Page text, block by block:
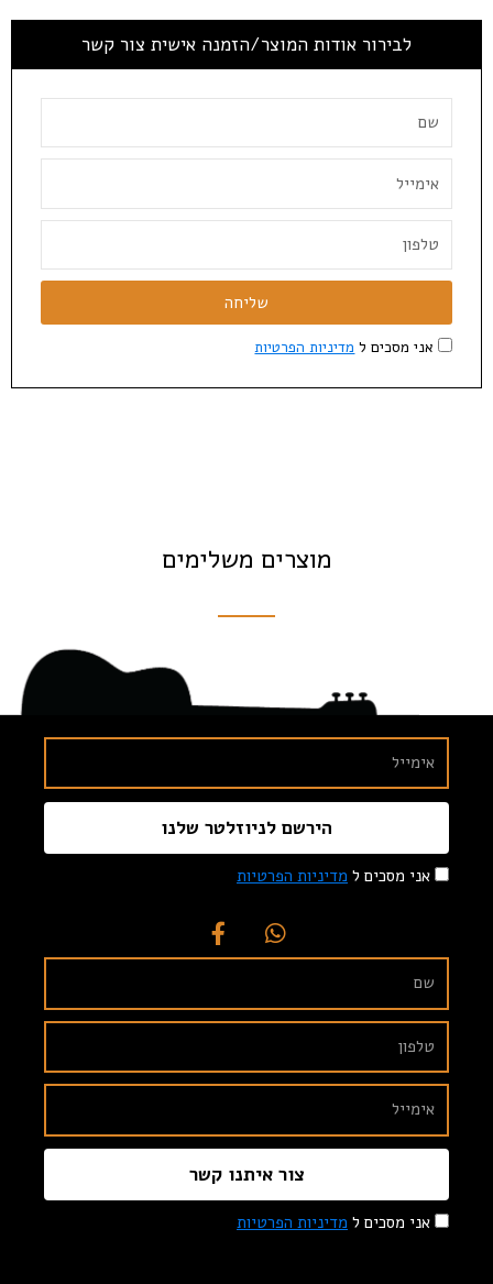
לבירור אודות המוצר/הזמנה אישית צור קשר
אני מסכים ל מדיניות הפרטיות
שליחה
מוצרים משלימים
אני מסכים ל מדיניות הפרטיות
הירשם לניוזלטר שלנו
אני מסכים ל מדיניות הפרטיות
צור איתנו קשר